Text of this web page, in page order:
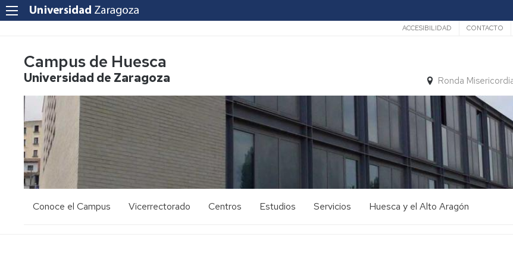
Secundario
ACCESIBILIDAD CONTACTO
Campus de Huesca
Universidad de Zaragoza Ronda
Conoce el Campus Vicerrectorado Centros Estudios Servicios Huesca y el Alto Aragón